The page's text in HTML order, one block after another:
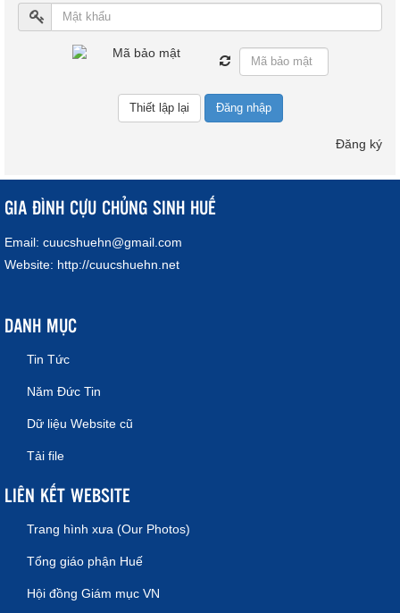
Đăng nhập
Đăng ký
GIA ĐÌNH CỰU CHỦNG SINH HUẾ
Email: cuucshuehn@gmail.com
Website: http://cuucshuehn.net
DANH MỤC
Tin Tức
Năm Đức Tin
Dữ liệu Website cũ
Tải file
LIÊN KẾT WEBSITE
Trang hình xưa (Our Photos)
Tổng giáo phận Huế
Hội đồng Giám mục VN